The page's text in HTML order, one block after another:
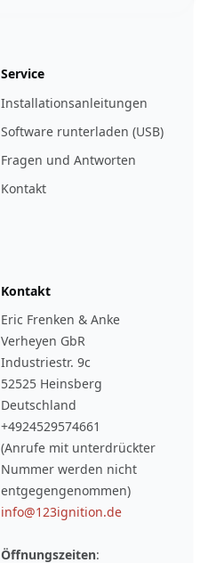
Service
Installationsanleitungen
Software runterladen (USB)
Fragen und Antworten
Kontakt
Kontakt
Eric Frenken & Anke
Verheyen GbR
Industriestr. 9c
52525 Heinsberg
Deutschland
+4924529574661
(Anrufe mit unterdrückter
Nummer werden nicht
entgegengenommen)
info@123ignition.de
Öffnungszeiten: